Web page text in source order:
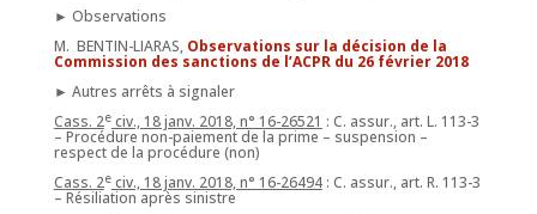
► Observations
M. BENTIN-LIARAS, Observations sur la décision de la
Commission des sanctions de l’ACPR du 26 février 2018
► Autres arrêts à signaler
Cass. 2eciv., 18 janv. 2018, n° 16-26521 : C. assur., art. L. 113-3
– Procédure non-paiement de la prime – suspension –
respect de la procédure (non)
Cass. 2eciv., 18 janv. 2018, n° 16-26494: C. assur., art. R. 113-3
– Résiliation après sinistre